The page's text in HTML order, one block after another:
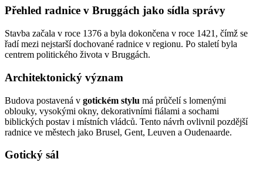
Přehled radnice v Bruggách jako sídla správy
Stavba začala v roce 1376 a byla dokončena v roce 1421, čímž se
řadí mezi nejstarší dochované radnice v regionu. Po staletí byla
centrem politického života v Bruggách.
Architektonický význam
Budova postavená v gotickém stylu má průčelí s lomenými
oblouky, vysokými okny, dekorativními fiálami a sochami
biblických postav i místních vládců. Tento návrh ovlivnil pozdější
radnice ve městech jako Brusel, Gent, Leuven a Oudenaarde.
Gotický sál